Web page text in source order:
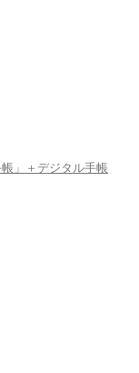
」＋デジタル手帳